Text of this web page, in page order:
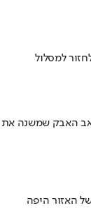
למסלול
האבק שמשנה את
האזור היפה